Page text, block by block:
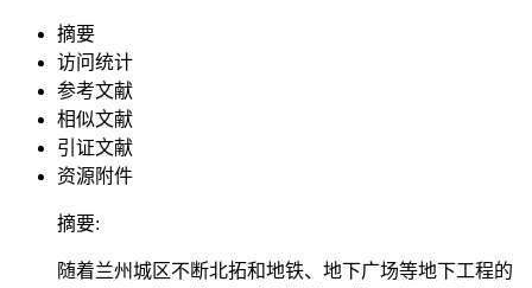
摘要
访问统计
参考文献
相似文献
引证文献
资源附件
摘要:
随着兰州城区不断北拓和地铁、地下广场等地下工程的